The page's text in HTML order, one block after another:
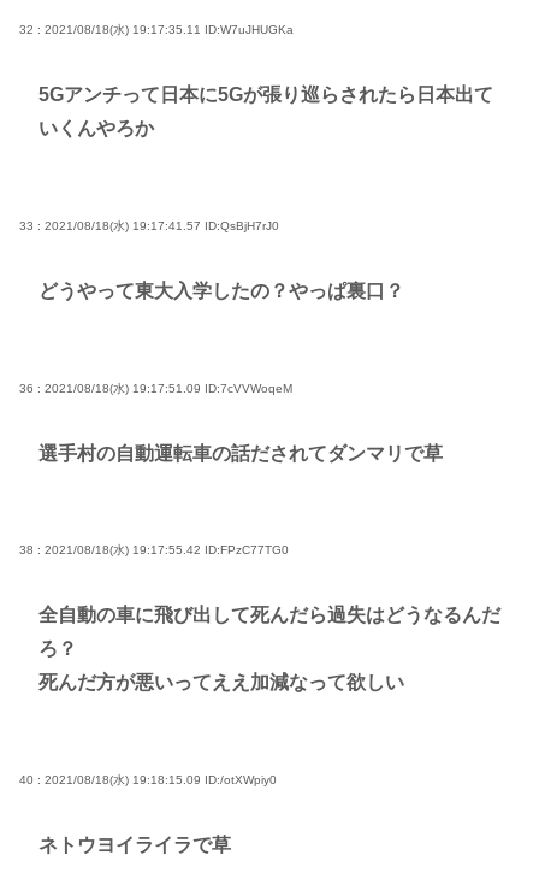
32 : 2021/08/18(水) 19:17:35.11 ID:W7uJHUGKa
5Gアンチって日本に5Gが張り巡らされたら日本出て
いくんやろか
33 : 2021/08/18(水) 19:17:41.57 ID:QsBjH7rJ0
どうやって東大入学したの？やっぱ裏口？
36 : 2021/08/18(水) 19:17:51.09 ID:7cVVWoqeM
選手村の自動運転車の話だされてダンマリで草
38 : 2021/08/18(水) 19:17:55.42 ID:FPzC77TG0
全自動の車に飛び出して死んだら過失はどうなるんだ
ろ？
死んだ方が悪いってええ加減なって欲しい
40 : 2021/08/18(水) 19:18:15.09 ID:/otXWpiy0
ネトウヨイライラで草